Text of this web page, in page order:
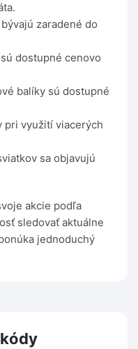
zaradené do
dostupné cenovo
balíky sú dostupné
pri využití viacerých
sa objavujú
akcie podľa
sledovať aktuálne
jednoduchý